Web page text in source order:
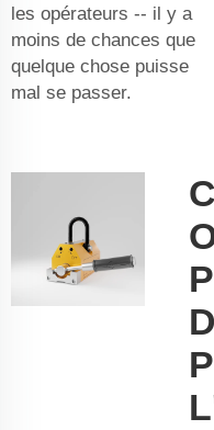
les opérateurs -- il y a
moins de chances que
quelque chose puisse
mal se passer.